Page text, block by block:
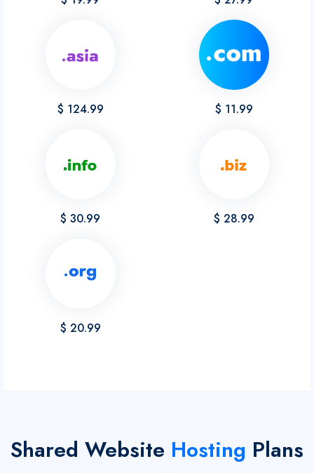
$ 124.99 $ 11.99
$ 30.99 $ 28.99
$ 20.99
Shared Website Hosting Plans